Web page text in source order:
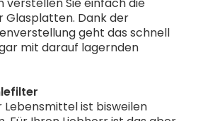
Glasplatten. Dank der
geht das schnell
mit darauf lagernden
Lebensmittel ist bisweilen